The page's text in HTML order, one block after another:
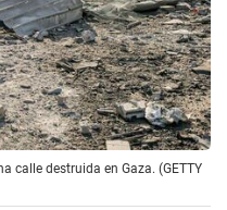
calle destruida en Gaza. (GETTY